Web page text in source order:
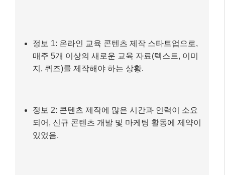
정보 1: 온라인 교육 콘텐츠 제작 스타트업으로,
매주 5개 이상의 새로운 교육 자료(텍스트, 이미
지, 퀴즈)를 제작해야 하는 상황.
정보 2: 콘텐츠 제작에 많은 시간과 인력이 소요
되어, 신규 콘텐츠 개발 및 마케팅 활동에 제약이
있었음.